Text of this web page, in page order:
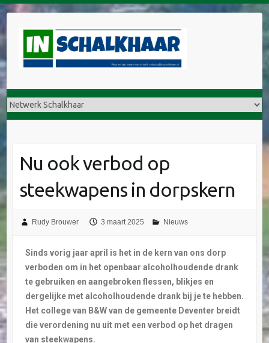
Nu ook verbod op
steekwapens in dorpskern
Rudy Brouwer 3 maart 2025 Nieuws
Sinds vorig jaar april is het in de kern van ons dorp
verboden om in het openbaar alcoholhoudende drank
te gebruiken en aangebroken flessen, blikjes en
dergelijke met alcoholhoudende drank bij je te hebben.
Het college van B&W van de gemeente Deventer breidt
die verordening nu uit met een verbod op het dragen
van steekwapens.